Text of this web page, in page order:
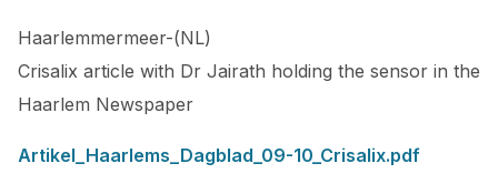
Pakketten
Patiëntrecensies
Haarlemmermeer-(NL)
Crisalix article with Dr Jairath holding the sensor in the
Haarlem Newspaper
Artikel_Haarlems_Dagblad_09-10_Crisalix.pdf